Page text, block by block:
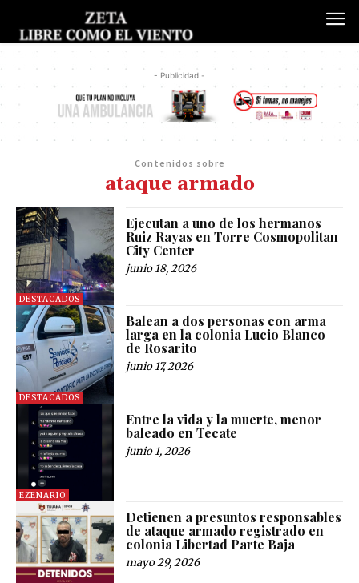
- Publicidad -
Contenidos sobre
ataque armado
DESTACADOS
Ejecutan a uno de los hermanos
Ruiz Rayas en Torre Cosmopolitan
City Center
junio 18, 2026
DESTACADOS
Balean a dos personas con arma
larga en la colonia Lucio Blanco
de Rosarito
junio 17, 2026
EZENARIO
Entre la vida y la muerte, menor
baleado en Tecate
junio 1, 2026
Detienen a presuntos responsables
de ataque armado registrado en
colonia Libertad Parte Baja
mayo 29, 2026